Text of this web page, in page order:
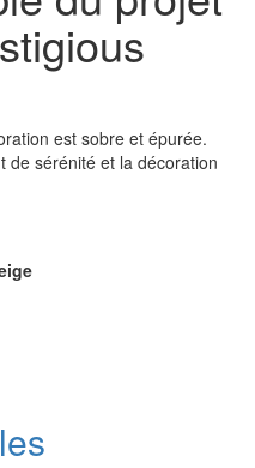
est sobre et épurée.
de sérénité et la décoration